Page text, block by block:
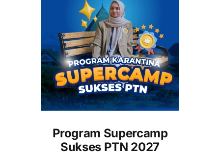
Program Supercamp
Sukses PTN 2027